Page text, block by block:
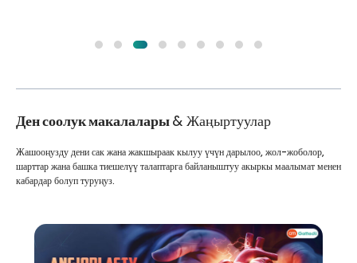
Ден соолук макалалары& Жаңыртуулар
Жашооңузду дени сак жана жакшыраак кылуу үчүн дарылоо, жол-жоболор,
шарттар жана башка тиешелүү талаптарга байланыштуу акыркы маалымат менен
кабардар болуп туруңуз.